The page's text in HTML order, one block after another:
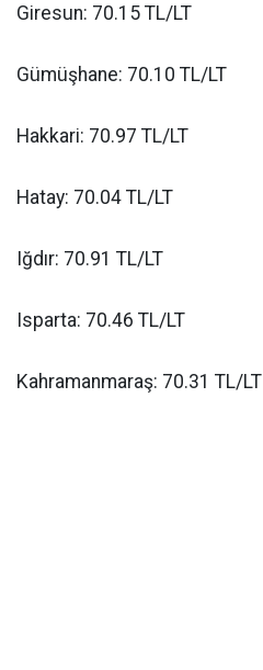
Giresun: 70.15 TL/LT
Gümüşhane: 70.10 TL/LT
Hakkari: 70.97 TL/LT
Hatay: 70.04 TL/LT
Iğdır: 70.91 TL/LT
Isparta: 70.46 TL/LT
Kahramanmaraş: 70.31 TL/LT